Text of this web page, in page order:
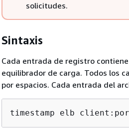
solicitudes.
Sintaxis
Cada entrada de registro
equilibrador de carga. Todos los
por espacios. Cada entrada del
timestamp elb